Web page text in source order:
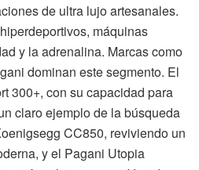
de ultra lujo artesanales.
máquinas
y la adrenalina. Marcas como
dominan este segmento. El
300+, con su capacidad para
claro ejemplo de la búsqueda
CC850, reviviendo un
y el Pagani Utopia